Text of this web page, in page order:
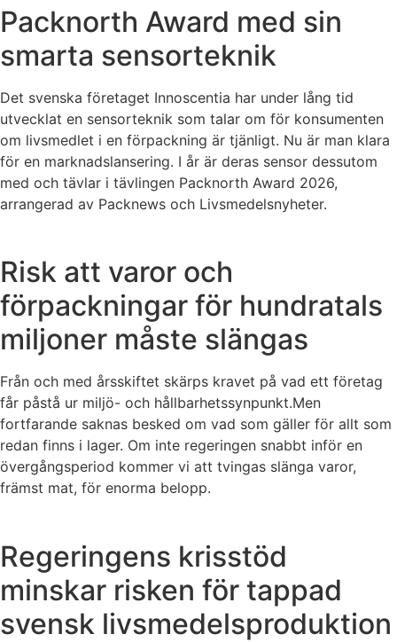
Packnorth Award med sin
smarta sensorteknik
Det svenska företaget Innoscentia har under lång tid
utvecklat en sensorteknik som talar om för konsumenten
om livsmedlet i en förpackning är tjänligt. Nu är man klara
för en marknadslansering. I år är deras sensor dessutom
med och tävlar i tävlingen Packnorth Award 2026,
arrangerad av Packnews och Livsmedelsnyheter.
Risk att varor och
förpackningar för hundratals
miljoner måste slängas
Från och med årsskiftet skärps kravet på vad ett företag
får påstå ur miljö- och hållbarhetssynpunkt.Men
fortfarande saknas besked om vad som gäller för allt som
redan finns i lager. Om inte regeringen snabbt inför en
övergångsperiod kommer vi att tvingas slänga varor,
främst mat, för enorma belopp.
Regeringens krisstöd
minskar risken för tappad
svensk livsmedelsproduktion